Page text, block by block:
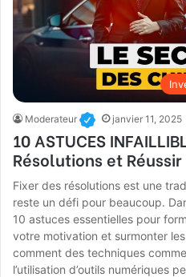
Moderateur janvier 11, 2025
10 ASTUCES
Résolutions et
Fixer des résolutions est une
reste un défi pour beaucoup.
10 astuces essentielles pour
votre motivation et surmonter
comment des techniques
l’utilisation d’outils numériques